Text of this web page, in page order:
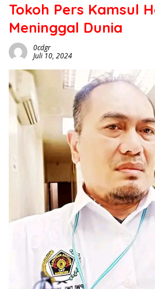
Tokoh Pers Kamsul
Meninggal Dunia
0cdgr
Juli 10, 2024